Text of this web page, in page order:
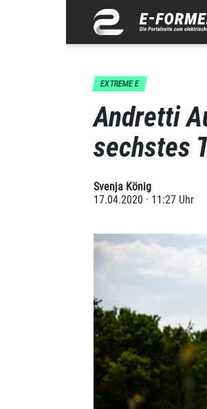
EXTREME E
Andretti
sechstes
Svenja König
17.04.2020 · 11:27 Uhr